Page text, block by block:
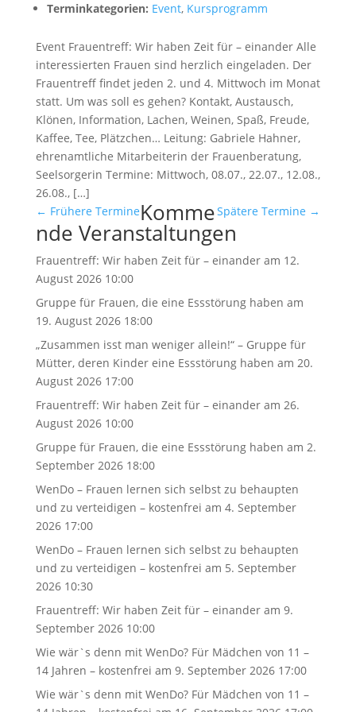
Terminkategorien: Event, Kursprogramm
Event Frauentreff: Wir haben Zeit für – einander Alle
interessierten Frauen sind herzlich eingeladen. Der
Frauentreff findet jeden 2. und 4. Mittwoch im Monat
statt. Um was soll es gehen? Kontakt, Austausch,
Klönen, Information, Lachen, Weinen, Spaß, Freude,
Kaffee, Tee, Plätzchen… Leitung: Gabriele Hahner,
ehrenamtliche Mitarbeiterin der Frauenberatung,
Seelsorgerin Termine: Mittwoch, 08.07., 22.07., 12.08.,
26.08., […]
Spätere Termine →
← Frühere TermineKomme
nde Veranstaltungen
Frauentreff: Wir haben Zeit für – einanderam 12.
August 2026 10:00
Gruppe für Frauen, die eine Essstörung haben am
19. August 2026 18:00
„Zusammen isst man weniger allein!“ – Gruppe für
Mütter, deren Kinder eine Essstörung haben am 20.
August 2026 17:00
Frauentreff: Wir haben Zeit für – einanderam 26.
August 2026 10:00
Gruppe für Frauen, die eine Essstörung haben am 2.
September 2026 18:00
WenDo – Frauen lernen sich selbst zu behaupten
und zu verteidigen – kostenfrei am 4. September
2026 17:00
WenDo – Frauen lernen sich selbst zu behaupten
und zu verteidigen – kostenfrei am 5. September
2026 10:30
Frauentreff: Wir haben Zeit für – einanderam 9.
September 2026 10:00
Wie wär`s denn mit WenDo? Für Mädchen von 11 –
14 Jahren – kostenfrei am 9. September 2026 17:00
Wie wär`s denn mit WenDo? Für Mädchen von 11 –